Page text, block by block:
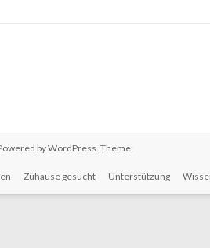
byWordPress. Theme:
Zuhause gesucht Unterstützung